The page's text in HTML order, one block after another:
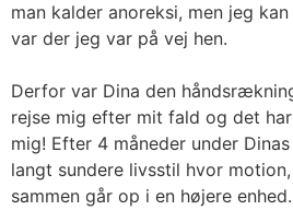
man kalder anoreksi, men jeg
var der jeg var på vej hen.
Derfor var Dina den
rejse mig efter mit fald og det
mig! Efter 4 måneder under
langt sundere livsstil hvor
sammen går op i en højere